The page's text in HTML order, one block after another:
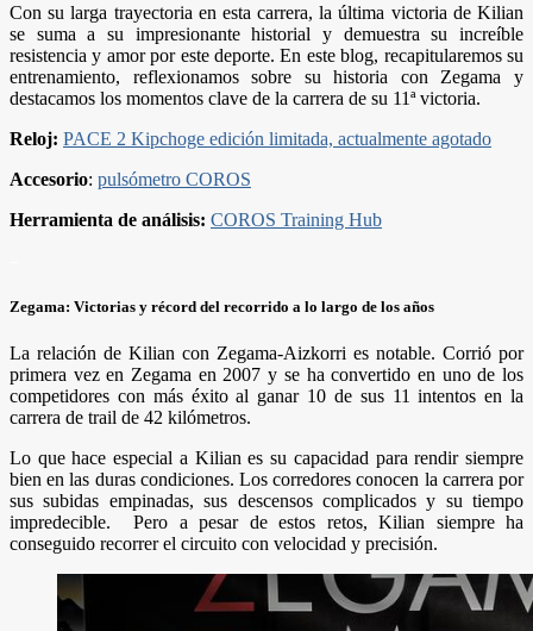
Con su larga trayectoria en esta carrera, la última victoria de Kilian
se suma a su impresionante historial y demuestra su increíble
resistencia y amor por este deporte. En este blog, recapitularemos su
entrenamiento, reflexionamos sobre su historia con Zegama y
destacamos los momentos clave de la carrera de su 11ª victoria.
Reloj: PACE 2 Kipchoge edición limitada, actualmente agotado
Accesorio: pulsómetro COROS
Herramienta de análisis: COROS Training Hub
Zegama: Victorias y récord del recorrido a lo largo de los años
La relación de Kilian con Zegama-Aizkorri es notable. Corrió por
primera vez en Zegama en 2007 y se ha convertido en uno de los
competidores con más éxito al ganar 10 de sus 11 intentos en la
carrera de trail de 42 kilómetros.
Lo que hace especial a Kilian es su capacidad para rendir siempre
bien en las duras condiciones. Los corredores conocen la carrera por
sus subidas empinadas, sus descensos complicados y su tiempo
impredecible. Pero a pesar de estos retos, Kilian siempre ha
conseguido recorrer el circuito con velocidad y precisión.